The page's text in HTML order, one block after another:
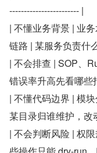
------------------------ |
| 不懂业务背景 | 业
链路 | 某服务负责什
| 不会排查 | SOP、
错误率升高先看哪些
| 不懂代码边界 | 模
某目录归谁维护，改
| 不会判断风险 | 权